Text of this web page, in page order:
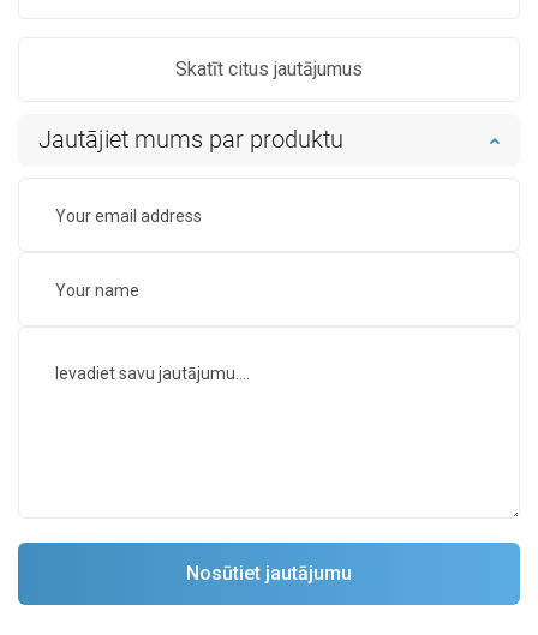
Skatīt citus jautājumus
Jautājiet mums par produktu